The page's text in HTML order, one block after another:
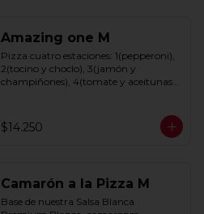
Amazing one M
Pizza cuatro estaciones: 1(pepperoni),
2(tocino y choclo), 3(jamón y
champiñones), 4(tomate y aceitunas
oregano y especias.
$14.250
Camarón a la Pizza M
Base de nuestra Salsa Blanca